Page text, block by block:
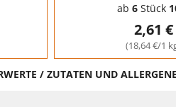
ab 6 Stück
2,61 €
(18,64 €/1
/ ZUTATEN UND ALLERGENE